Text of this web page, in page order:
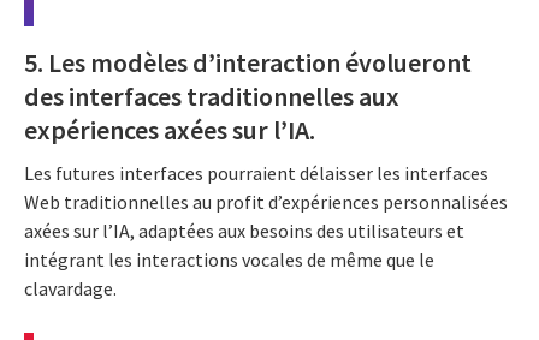
5. Les modèles d’interaction évolueront
des interfaces traditionnelles aux
expériences axées sur l’IA.
Les futures interfaces pourraient délaisser les interfaces
Web traditionnelles au profit d’expériences personnalisées
axées sur l’IA, adaptées aux besoins des utilisateurs et
intégrant les interactions vocales de même que le
clavardage.